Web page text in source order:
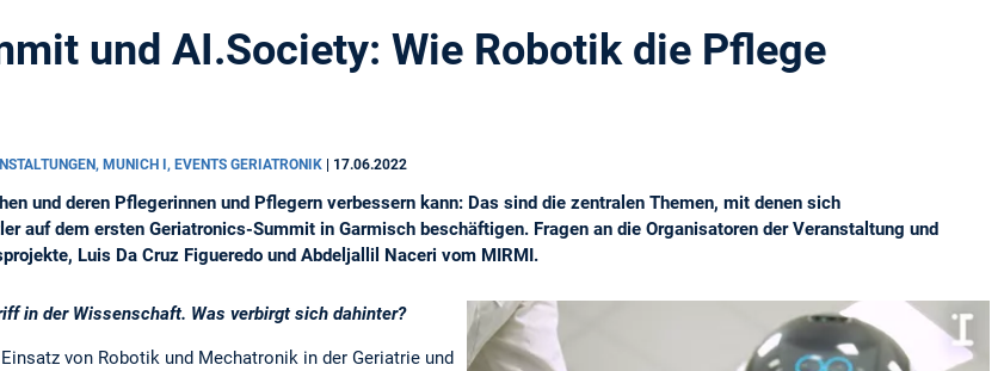
und AI.Society: Wie Robotik die Pflege
MUNICH I, EVENTS GERIATRONIK | 17.06.2022
und deren Pflegerinnen und Pflegern verbessern kann: Das sind die zentralen Themen, mit denen sich
auf dem ersten Geriatronics-Summit in Garmisch beschäftigen. Fragen an die Organisatoren der Veranstaltung und
Luis Da Cruz Figueredo und Abdeljallil Naceri vom MIRMI.
in der Wissenschaft. Was verbirgt sich dahinter?
von Robotik und Mechatronik in der Geriatrie und